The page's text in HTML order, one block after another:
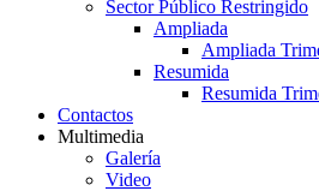
Sector Público Restringido
Ampliada
Ampliada
Resumida
Resumida
Contactos
Multimedia
Galería
Video